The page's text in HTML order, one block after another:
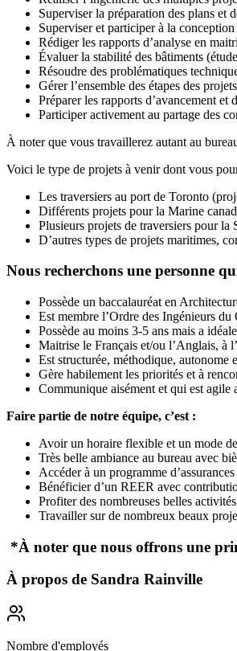
Superviser la préparation des plans et
Superviser et participer à la
Rédiger les rapports d’analyse en
Évaluer la stabilité des bâtiments
Résoudre des problématiques
Gérer l’ensemble des étapes des
Préparer les rapports d’avancement et
Participer activement au partage des
À noter que vous travaillerez autant au
Voici le type de projets à venir dont vous
Les traversiers au port de Toronto
Différents projets pour la Marine
Plusieurs projets de traversiers pour la
D’autres types de projets maritimes,
Nous recherchons une personne
Possède un baccalauréat en
Est membre l’Ordre des Ingénieurs
Possède au moins 3-5 ans mais a
Maitrise le Français et/ou l’Anglais, à
Est structurée, méthodique, autonome
Gère habilement les priorités et à
Communique aisément et qui est agile
Faire partie de notre équipe, c’est :
Avoir un horaire flexible et un mode
Très belle ambiance au bureau avec
Accéder à un programme
Bénéficier d’un REER avec
Profiter des nombreuses belles
Travailler sur de nombreux beaux
*À noter que nous offrons une
À propos de Sandra Rainville
Nombre d'employés